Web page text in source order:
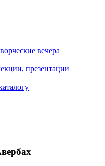
вечера
презентации